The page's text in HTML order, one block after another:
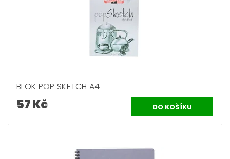
BLOK POP SKETCH A4
57 Kč